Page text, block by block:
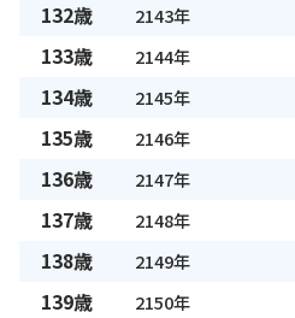
132歳 2143年
133歳 2144年
134歳 2145年
135歳 2146年
136歳 2147年
137歳 2148年
138歳 2149年
139歳 2150年